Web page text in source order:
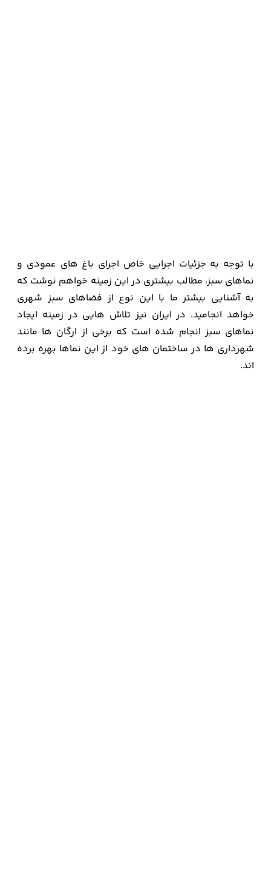
با توجه به جزئیات اجرایی خاص اجرای باغ های عمودی و
نماهای سبز، مطالب بیشتری در این زمینه خواهم نوشت که
به آشنایی بیشتر ما با این نوع از فضاهای سبز شهری
خواهد انجامید. در ایران نیز تلاش هایی در زمینه ایجاد
نماهای سبز انجام شده است که برخی از ارگان ها مانند
شهرداری ها در ساختمان های خود از این نماها بهره برده
اند.